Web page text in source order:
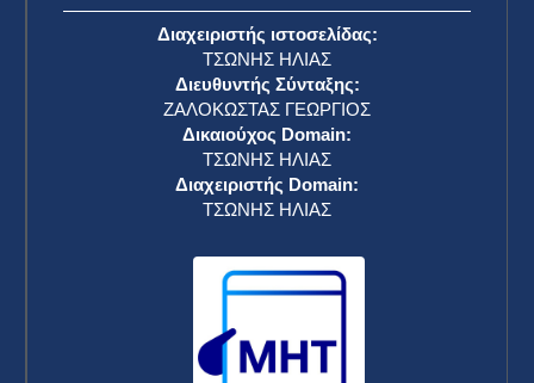
Διαχειριστής ιστοσελίδας:
ΤΣΩΝΗΣ ΗΛΙΑΣ
Διευθυντής Σύνταξης:
ΖΑΛΟΚΩΣΤΑΣ ΓΕΩΡΓΙΟΣ
Δικαιούχος Domain:
ΤΣΩΝΗΣ ΗΛΙΑΣ
Διαχειριστής Domain:
ΤΣΩΝΗΣ ΗΛΙΑΣ